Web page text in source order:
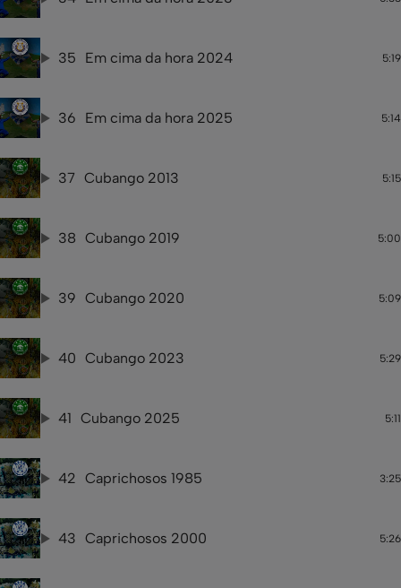
35 Em cima da hora 2024 5:19
36 Em cima da hora 2025 5:14
37 Cubango 2013 5:15
38 Cubango 2019 5:00
39 Cubango 2020 5:09
40 Cubango 2023 5:29
41 Cubango 2025 5:11
42 Caprichosos 1985 3:25
43 Caprichosos 2000 5:26